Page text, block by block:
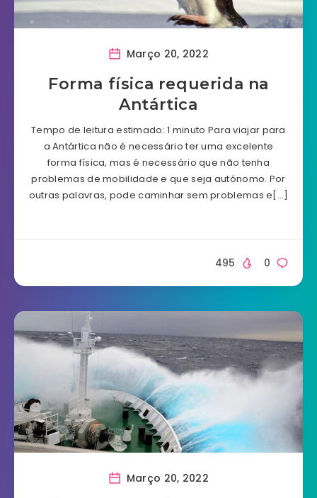
Março 20, 2022
Forma física requerida na
Antártica
Tempo de leitura estimado: 1 minuto Para viajar para
a Antártica não é necessário ter uma excelente
forma física, mas é necessário que não tenha
problemas de mobilidade e que seja autónomo. Por
outras palavras, pode caminhar sem problemas e[…]
0
495
Março 20, 2022